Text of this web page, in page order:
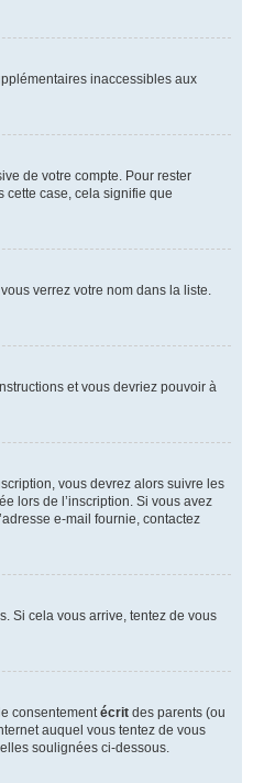
inaccessibles aux
de votre compte. Pour rester
cette case, cela signifie que
verrez votre nom dans la liste.
et vous devriez pouvoir à
vous devrez alors suivre les
lors de l’inscription. Si vous avez
e-mail fournie, contactez
Si cela vous arrive, tentez de vous
consentement écrit des parents (ou
auquel vous tentez de vous
soulignées ci-dessous.